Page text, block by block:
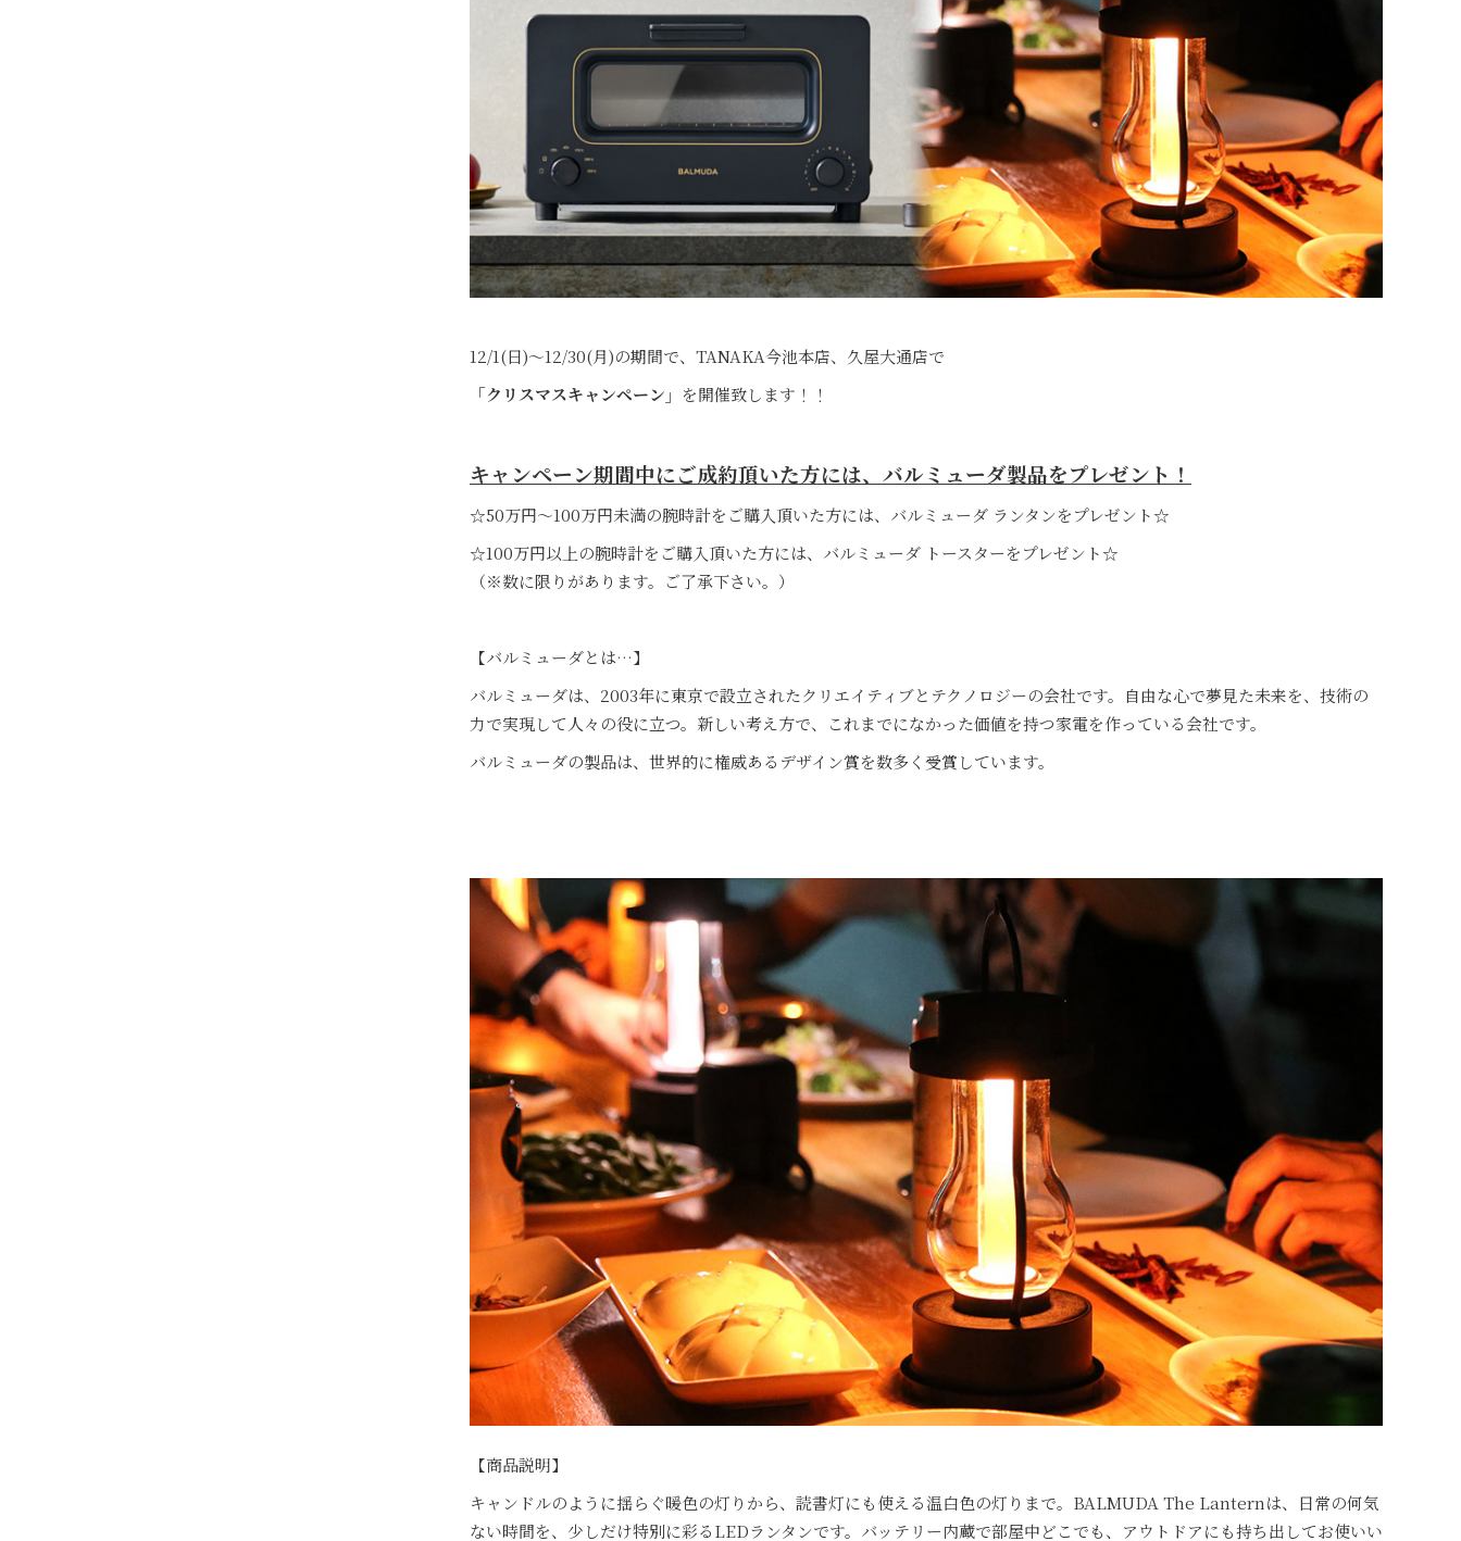
12/1(日)〜12/30(月)の期間で、TANAKA今池本店、久屋大通店で
「クリスマスキャンペーン」 を開催致します！！
キャンペーン期間中にご成約頂いた方には、バルミューダ製品をプレゼント！
☆50万円〜100万円未満の腕時計をご購入頂いた方には、バルミューダ ランタンをプレゼント☆
☆100万円以上の腕時計をご購入頂いた方には、バルミューダ トースターをプレゼント☆
（※数に限りがあります。ご了承下さい。）
【バルミューダとは…】
バルミューダは、2003年に東京で設立されたクリエイティブとテクノロジーの会社です。自由な心で夢見た未来を、技術の
力で実現して人々の役に立つ。新しい考え方で、これまでになかった価値を持つ家電を作っている会社です。
バルミューダの製品は、世界的に権威あるデザイン賞を数多く受賞しています。
【商品説明】
キャンドルのように揺らぐ暖色の灯りから、読書灯にも使える温白色の灯りまで。BALMUDA The Lanternは、日常の何気
ない時間を、少しだけ特別に彩るLEDランタンです。バッテリー内蔵で部屋中どこでも、アウトドアにも持ち出してお使いい